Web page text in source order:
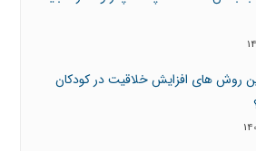
روش های افزایش خلاقیت در کودکان